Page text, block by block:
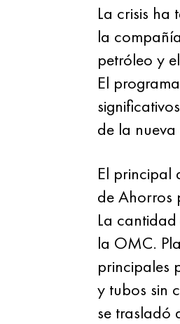
La crisis ha
la
petróleo y
El
de la
El principal
de Ahorros
La
la OMC.
principales
y tubos sin
se trasladó